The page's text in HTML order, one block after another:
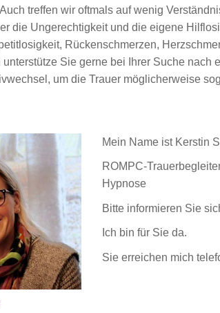
treffen wir oftmals auf wenig
die Ungerechtigkeit und die eigene
Rückenschmerzen,
unterstütze Sie gerne bei Ihrer Suche
um die Trauer möglicherweise
Mein Name ist Kerstin
ROMPC-
Hypnose
Bitte informieren Sie
Ich bin für Sie da.
Sie erreichen mich